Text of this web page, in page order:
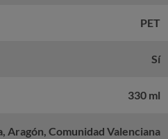
PET
Sí
330 ml
Aragón, Comunidad Valenciana